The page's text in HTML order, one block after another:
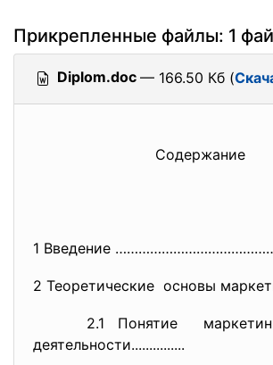
Прикрепленные файлы: 1
Diplom.doc — 166.50 Кб (
Содержание
1 Введение
2 Теоретические основы
2.1 Понятие
деятельности...............